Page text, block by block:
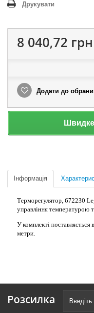
Друкувати
8 040,72 грн
Додати до
Інформація
Терморегулятор, 672230
управління температурою
У комплекті
метри.
Розсилка